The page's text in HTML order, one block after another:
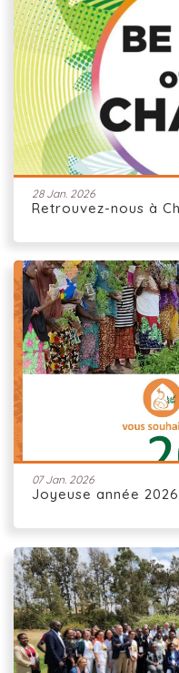
28 Jan. 2026
Retrouvez-nous à
07 Jan. 2026
Joyeuse année 2026